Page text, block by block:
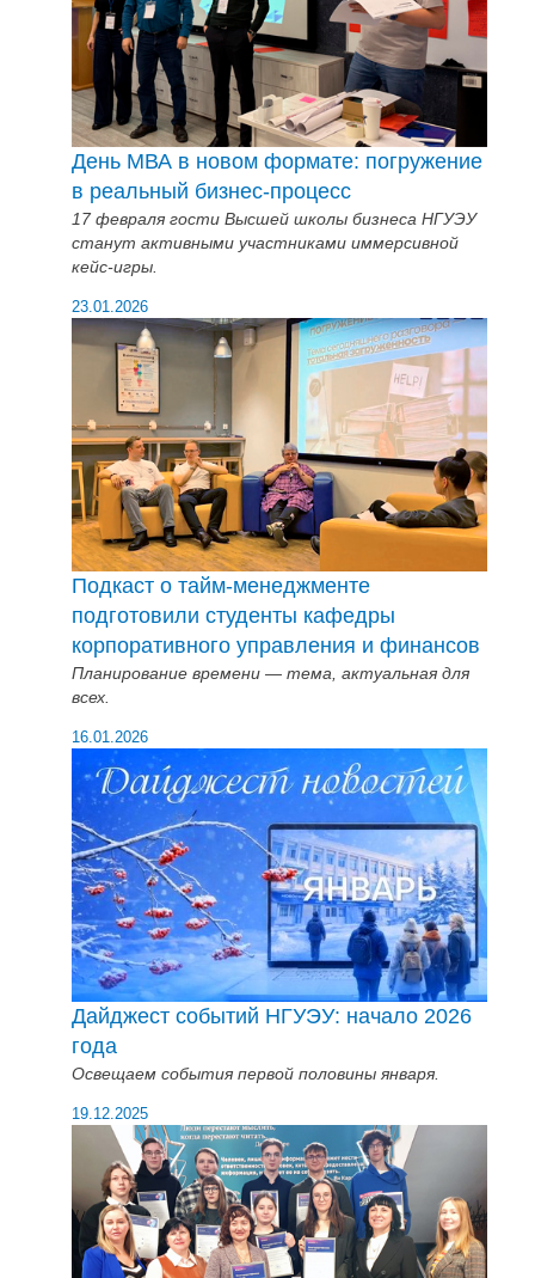
День МВА в новом формате: погружение
в реальный бизнес-процесс
17 февраля гости Высшей школы бизнеса НГУЭУ
станут активными участниками иммерсивной
кейс-игры.
23.01.2026
Подкаст о тайм-менеджменте
подготовили студенты кафедры
корпоративного управления и финансов
Планирование времени — тема, актуальная для
всех.
16.01.2026
Дайджест событий НГУЭУ: начало 2026
года
Освещаем события первой половины января.
19.12.2025